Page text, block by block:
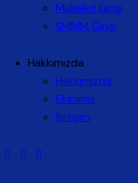
Mükellef Girişi
SMMM Girişi
Hakkımızda
Hakkımızda
Ekibimiz
İletişim